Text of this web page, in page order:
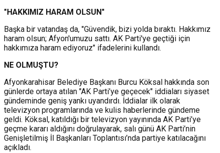
"HAKKIMIZ HARAM OLSUN"
Başka bir vatandaş da, "Güvendik, bizi yolda bıraktı. Hakkımız
haram olsun; Afyon'umuzu sattı. AK Parti'ye geçtiği için
hakkımıza haram ediyoruz" ifadelerini kullandı.
NE OLMUŞTU?
Afyonkarahisar Belediye Başkanı Burcu Köksal hakkında son
günlerde ortaya atılan "AK Parti’ye geçecek" iddiaları siyaset
gündeminde geniş yankı uyandırdı. İddialar ilk olarak
televizyon programlarında ve kulis haberlerinde gündeme
geldi. Köksal, katıldığı bir televizyon yayınında AK Parti’ye
geçme kararı aldığını doğrulayarak, salı günü AK Parti’nin
Genişletilmiş İl Başkanları Toplantısı’nda partiye katılacağını
açıkladı.